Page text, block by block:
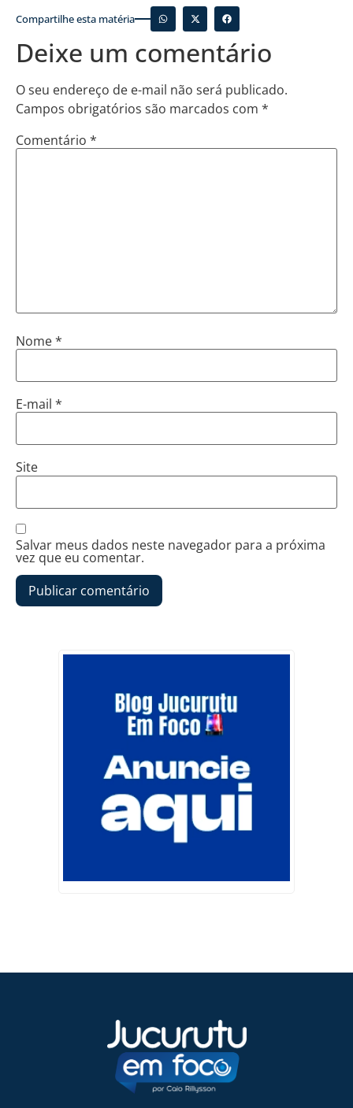
Compartilhe esta matéria
Deixe um comentário
O seu endereço de e-mail não será publicado.
Campos obrigatórios são marcados com *
Comentário *
Nome*
E-mail *
Site
Salvar meus dados neste navegador para a próxima
vez que eu comentar.